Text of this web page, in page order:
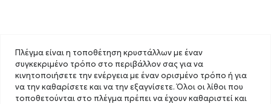
Πλέγμα είναι η τοποθέτηση κρυστάλλων με έναν
συγκεκριμένο τρόπο στο περιβάλλον σας για να
κινητοποιήσετε την ενέργεια με έναν ορισμένο τρόπο ή για
να την καθαρίσετε και να την εξαγνίσετε. Όλοι οι λίθοι που
τοποθετούνται στο πλέγμα πρέπει να έχουν καθαριστεί και